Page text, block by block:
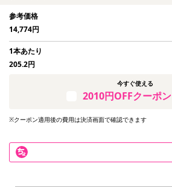
参考価格
14,774円
1本あたり
205.2円
今すぐ使える
2010円OFFクーポン
※クーポン適用後の費用は決済画面で確認できます